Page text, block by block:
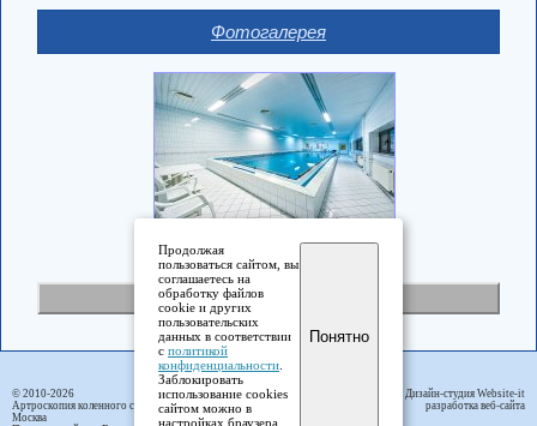
Фотогалерея
Полная версия
Дизайн-студия Website-it
разработка веб-сайта
© 2010-2026
Артроскопия коленного сустава
Москва
Продолжая
пользоваться сайтом, вы
соглашаетесь на
обработку файлов
cookie и других
пользовательских
данных в соответствии
с политикой
конфиденциальности
Заблокировать
использование cookies
сайтом можно в
настройках браузера.
Понятно